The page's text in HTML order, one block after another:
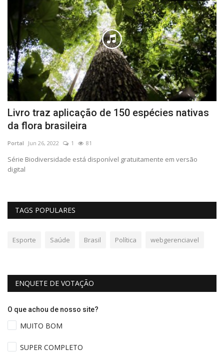
Livro traz aplicação de 150 espécies nativas
da flora brasileira
Portal Jun 26, 2022 1 81
Série Biodiversidade está disponível gratuitamente em versão
digital
TAGS POPULARES
Esporte Saúde Brasil Política webgerenciavel
ENQUETE DE VOTAÇÃO
O que achou de nosso site?
MUITO BOM
SUPER COMPLETO